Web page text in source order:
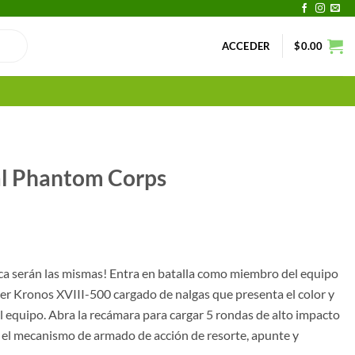
ACCEDER $0.00
Phantom Corps
serán las mismas! Entra en batalla como miembro del equipo
Kronos XVIII-500 cargado de nalgas que presenta el color y
Abra la recámara para cargar 5 rondas de alto impacto
mecanismo de armado de acción de resorte, apunte y